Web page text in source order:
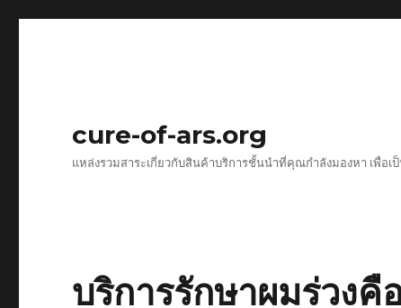
cure-of-ars.org
แหล่งรวมสาระเกี่ยวกับสินค้าบริการชั้นนำที่คุณกำลังมองหา เพื่อเ
บริการรักษาผมร่วง